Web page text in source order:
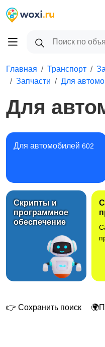
Главная Транспорт
Запчасти
Для
Для
Для автомобилей 602
Скрипты и
программное
обеспечение
👉 Сохранить поиск